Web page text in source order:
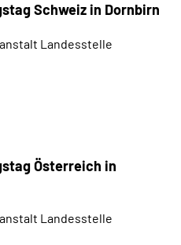
Schweiz in Dornbirn
Landesstelle
Österreich in
Landesstelle